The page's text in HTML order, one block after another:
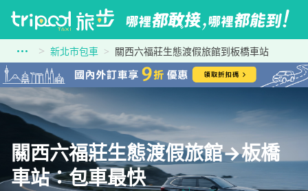
新北市包車 關西六福莊生態渡假旅館到板橋車站
關西六福莊生態渡假旅館→板橋
車站：包車最快